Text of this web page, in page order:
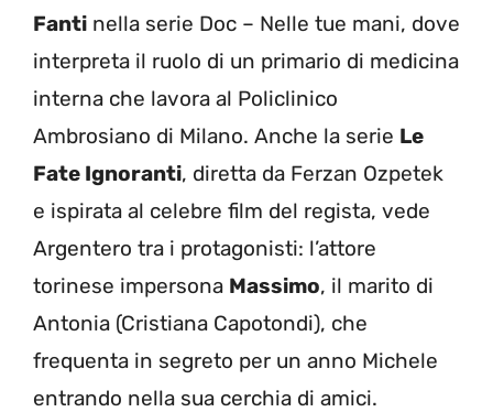
Fanti nella serie Doc – Nelle tue mani, dove
interpreta il ruolo di un primario di medicina
interna che lavora al Policlinico
Ambrosiano di Milano. Anche la serie Le
Fate Ignoranti, diretta da Ferzan Ozpetek
e ispirata al celebre film del regista, vede
Argentero tra i protagonisti: l’attore
torinese impersona Massimo, il marito di
Antonia (Cristiana Capotondi), che
frequenta in segreto per un anno Michele
entrando nella sua cerchia di amici.